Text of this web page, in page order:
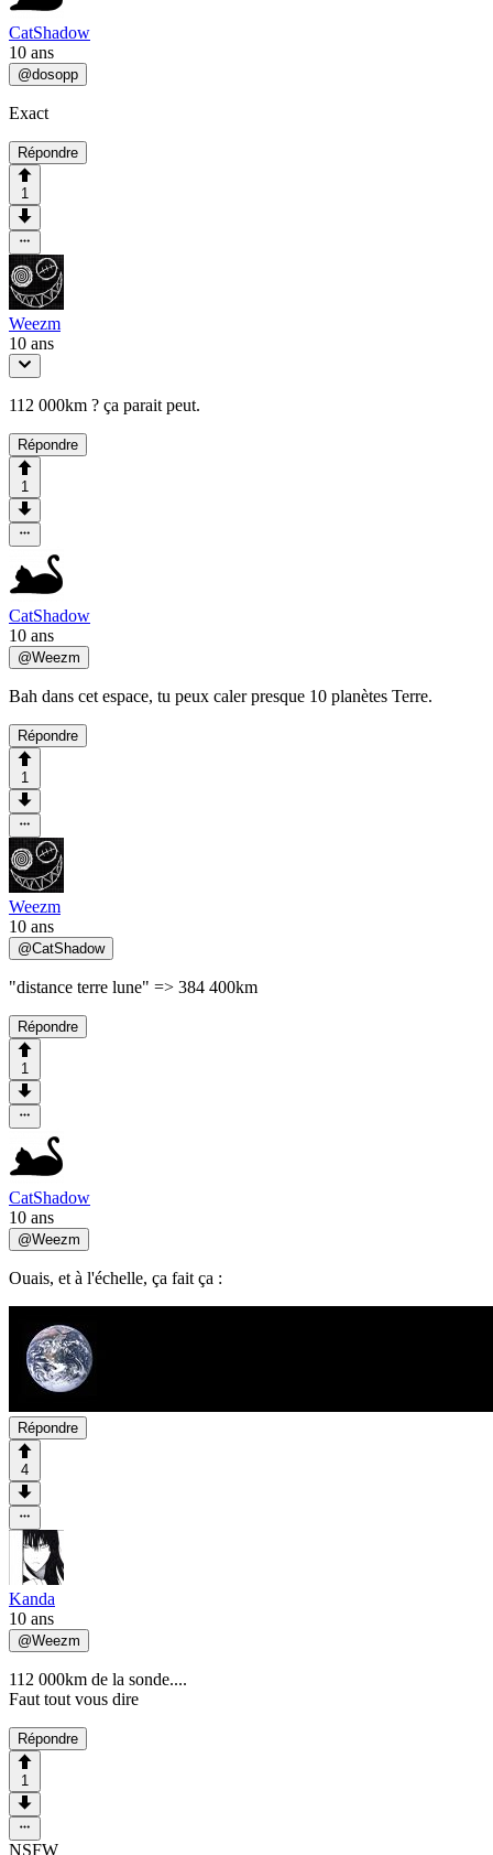
CatShadow
10 ans
@dosopp
Exact
Répondre
1
Weezm
10 ans
112 000km ? ça parait peut.
Répondre
1
CatShadow
10 ans
@Weezm
Bah dans cet espace, tu peux caler presque 10 planètes Terre.
Répondre
1
Weezm
10 ans
@CatShadow
"distance terre lune" => 384 400km
Répondre
1
CatShadow
10 ans
@Weezm
Ouais, et à l'échelle, ça fait ça :
Répondre
4
Kanda
10 ans
@Weezm
112 000km de la sonde....
Faut tout vous dire
Répondre
1
NSFW